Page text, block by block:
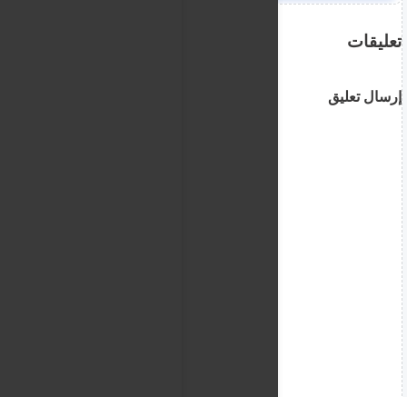
تعليقات
إرسال تعليق